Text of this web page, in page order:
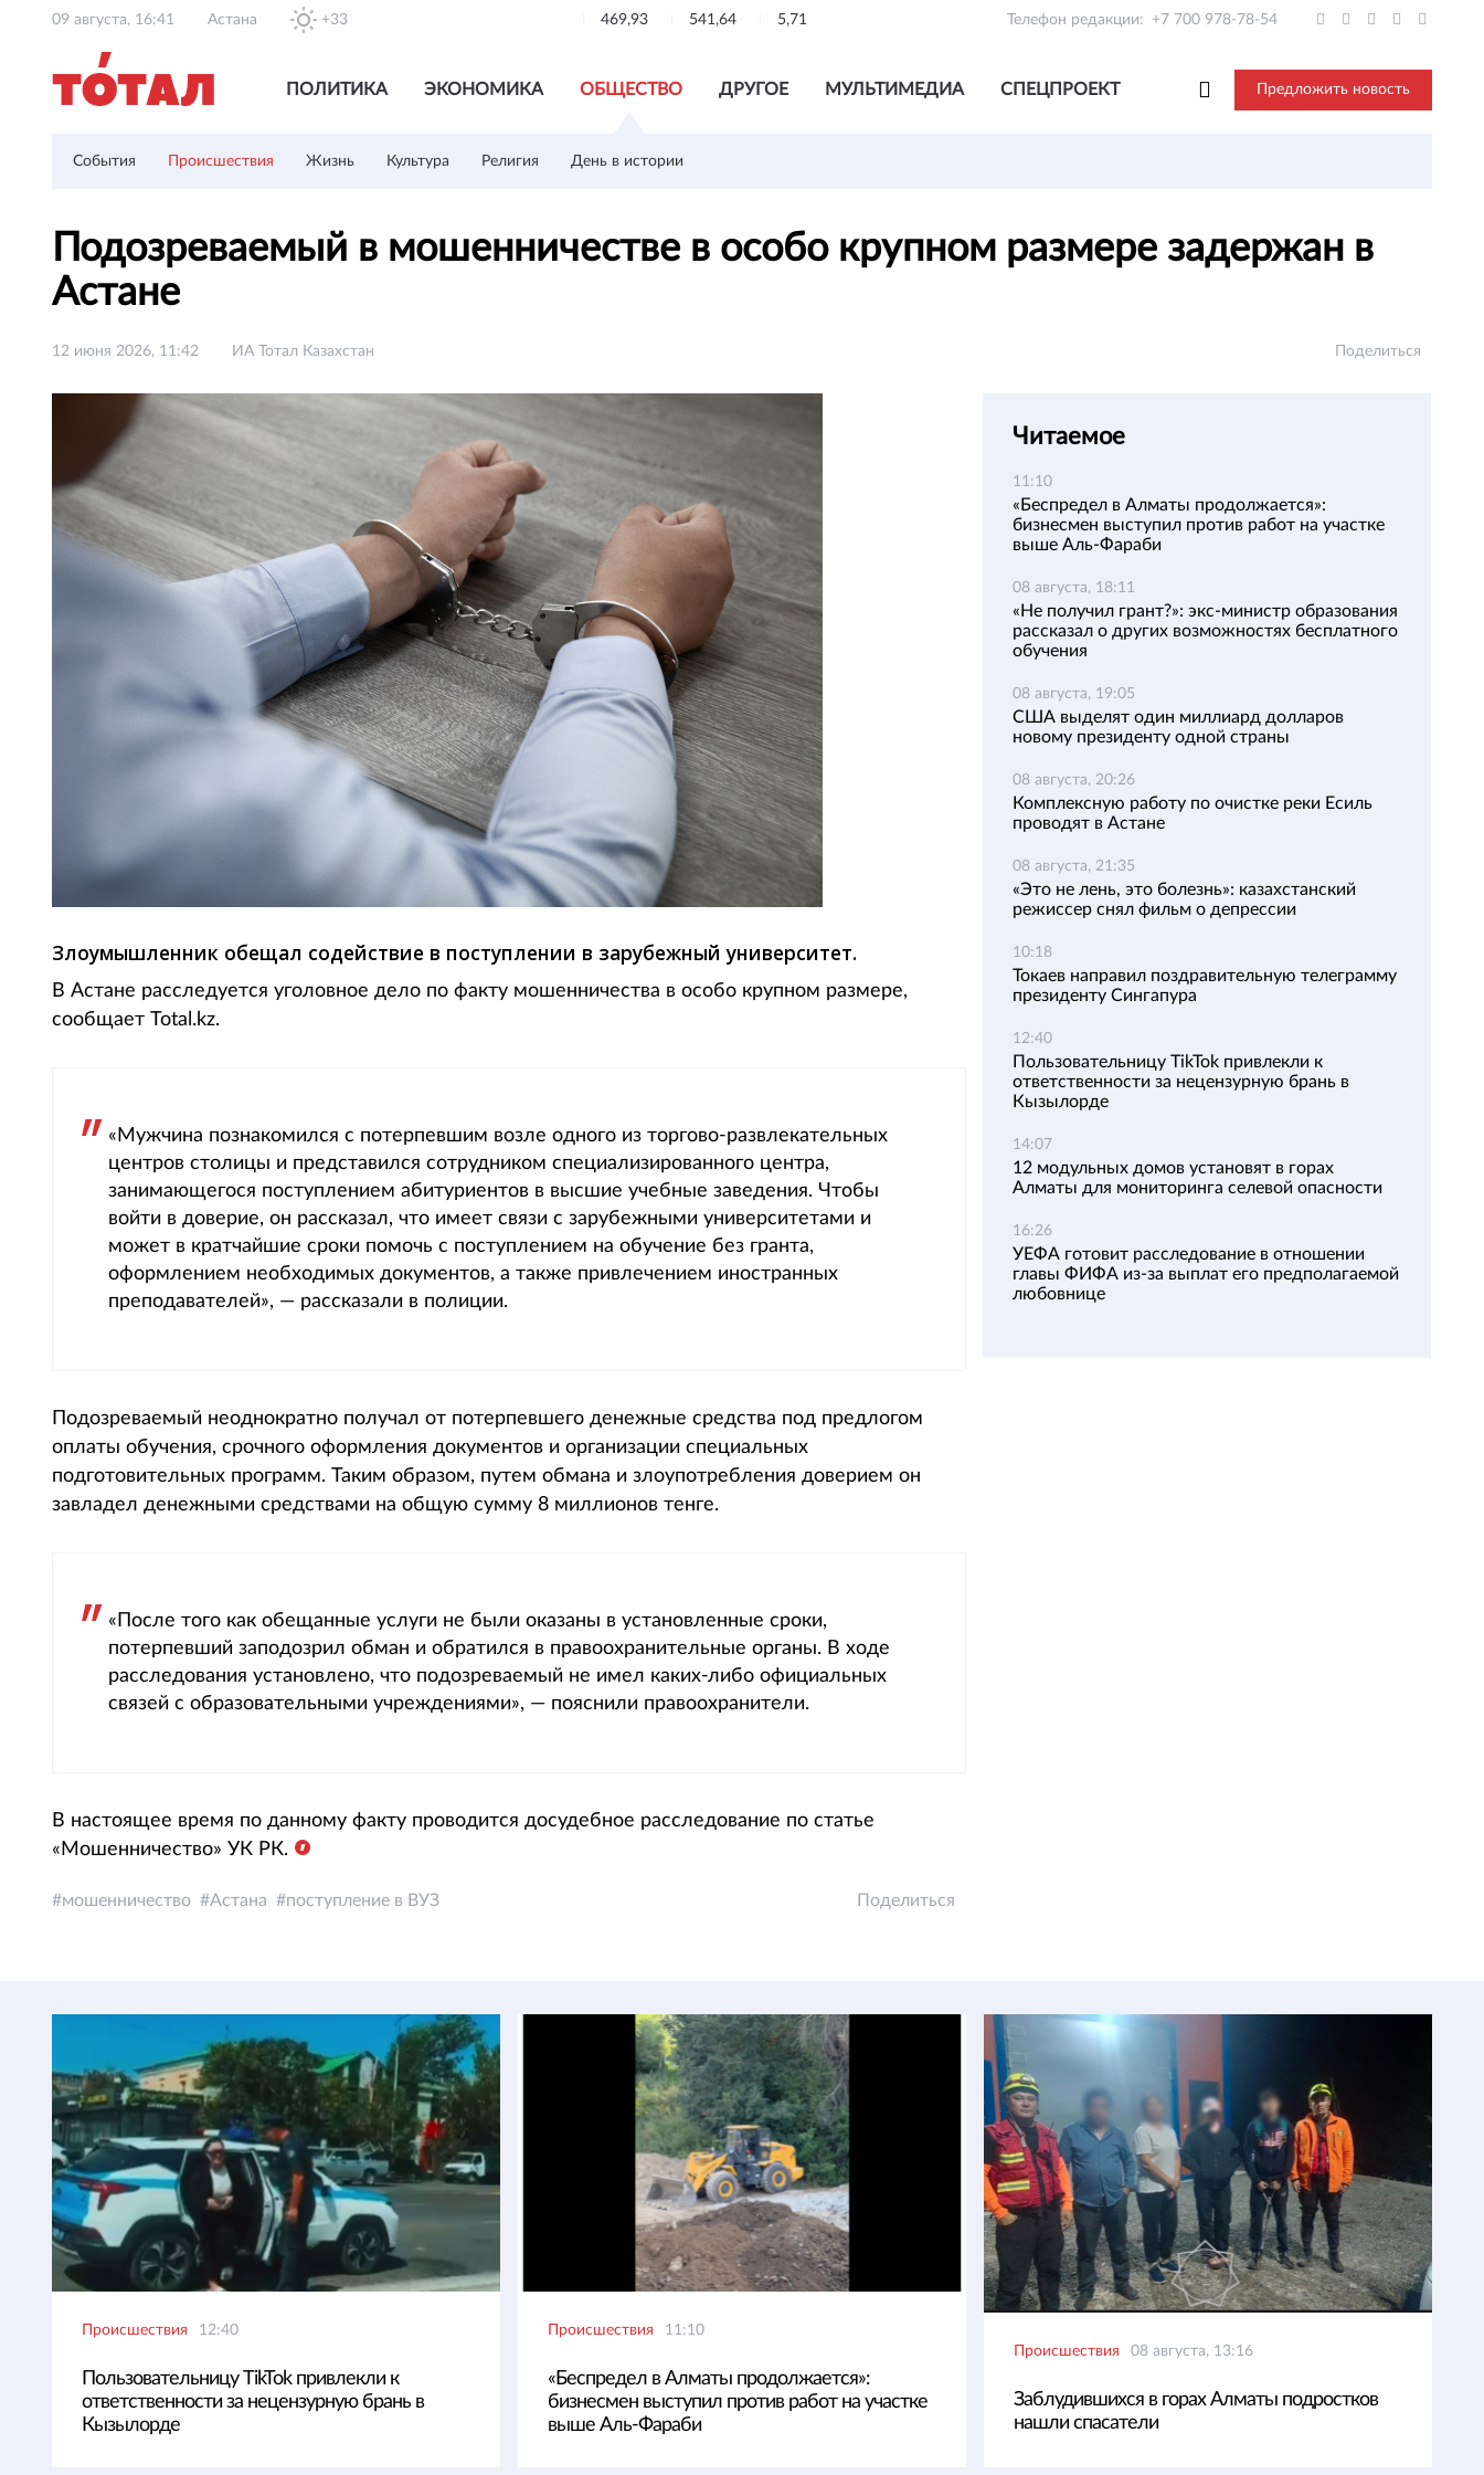
09 августа, 16:41 Астана +33 469,93 541,64 5,71 Телефон редакции: +7 700 978-78-54
ПОЛИТИКА ЭКОНОМИКА ОБЩЕСТВО ДРУГОЕ МУЛЬТИМЕДИА СПЕЦПРОЕКТ Предложить новость
События Происшествия Жизнь Культура Религия День в истории
Подозреваемый в мошенничестве в особо крупном размере задержан в
Астане
12 июня 2026, 11:42 ИА Тотал Казахстан Поделиться
Злоумышленник обещал содействие в поступлении в зарубежный университет.
В Астане расследуется уголовное дело по факту мошенничества в особо крупном размере,
сообщает Total.kz.
«Мужчина познакомился с потерпевшим возле одного из торгово-развлекательных
центров столицы и представился сотрудником специализированного центра,
занимающегося поступлением абитуриентов в высшие учебные заведения. Чтобы
войти в доверие, он рассказал, что имеет связи с зарубежными университетами и
может в кратчайшие сроки помочь с поступлением на обучение без гранта,
оформлением необходимых документов, а также привлечением иностранных
преподавателей», — рассказали в полиции.
Подозреваемый неоднократно получал от потерпевшего денежные средства под предлогом
оплаты обучения, срочного оформления документов и организации специальных
подготовительных программ. Таким образом, путем обмана и злоупотребления доверием он
завладел денежными средствами на общую сумму 8 миллионов тенге.
«После того как обещанные услуги не были оказаны в установленные сроки,
потерпевший заподозрил обман и обратился в правоохранительные органы. В ходе
расследования установлено, что подозреваемый не имел каких-либо официальных
связей с образовательными учреждениями», — пояснили правоохранители.
В настоящее время по данному факту проводится досудебное расследование по статье
«Мошенничество» УК РК.
мошенничество Астана поступление в ВУЗ Поделиться
Читаемое
11:10
«Беспредел в Алматы продолжается»:
бизнесмен выступил против работ на участке
выше Аль-Фараби
08 августа, 18:11
«Не получил грант?»: экс-министр образования
рассказал о других возможностях бесплатного
обучения
08 августа, 19:05
США выделят один миллиард долларов
новому президенту одной страны
08 августа, 20:26
Комплексную работу по очистке реки Есиль
проводят в Астане
08 августа, 21:35
«Это не лень, это болезнь»: казахстанский
режиссер снял фильм о депрессии
10:18
Токаев направил поздравительную телеграмму
президенту Сингапура
12:40
Пользовательницу TikTok привлекли к
ответственности за нецензурную брань в
Кызылорде
14:07
12 модульных домов установят в горах
Алматы для мониторинга селевой опасности
16:26
УЕФА готовит расследование в отношении
главы ФИФА из-за выплат его предполагаемой
любовнице
Происшествия 12:40
Пользовательницу TikTok привлекли к
ответственности за нецензурную брань в
Кызылорде
Происшествия 11:10
«Беспредел в Алматы продолжается»:
бизнесмен выступил против работ на участке
выше Аль-Фараби
Происшествия 08 августа, 13:16
Заблудившихся в горах Алматы подростков
нашли спасатели